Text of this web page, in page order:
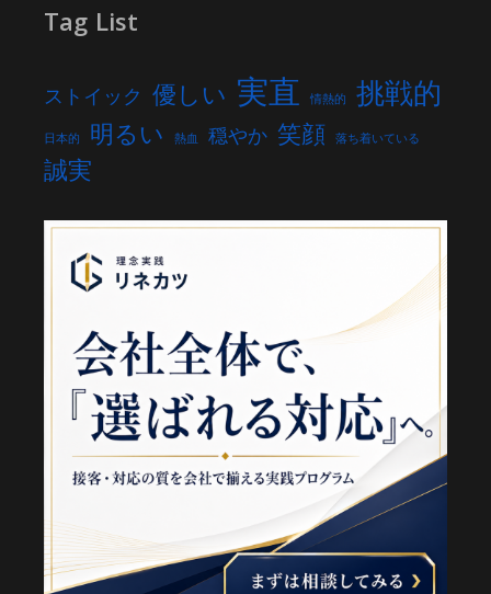
Tag List
ストイック 優しい 実直 情熱的 挑戦的
日本的 明るい 熱血 穏やか 笑顔 落ち着いている
誠実